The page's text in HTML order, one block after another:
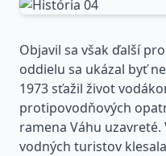
Objavil sa však ďalší
oddielu sa ukázal byť
1973 sťažil život
protipovodňových
ramena Váhu
vodných turistov